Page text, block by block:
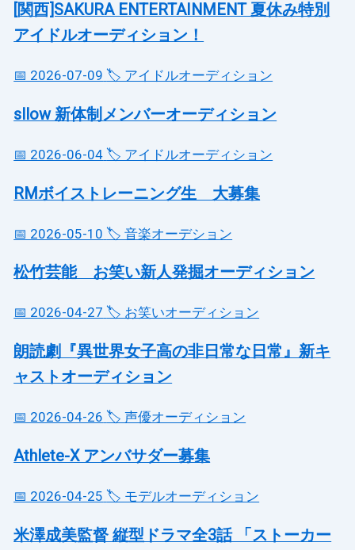
[関西]SAKURA ENTERTAINMENT 夏休み特別
アイドルオーディション！
📅 2026-07-09 🏷️ アイドルオーディション
sllow 新体制メンバーオーディション
📅 2026-06-04 🏷️ アイドルオーディション
RMボイストレーニング生 大募集
📅 2026-05-10 🏷️ 音楽オーデション
松竹芸能 お笑い新人発掘オーディション
📅 2026-04-27 🏷️ お笑いオーディション
朗読劇『異世界女子高の非日常な日常』新キ
ャストオーディション
📅 2026-04-26 🏷️ 声優オーディション
Athlete-X アンバサダー募集
📅 2026-04-25 🏷️ モデルオーディション
米澤成美監督 縦型ドラマ全3話 「ストーカー